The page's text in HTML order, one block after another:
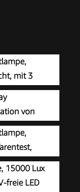
mit 3
10.000 Lux,
mit
von
für
den
14.000 Lux
bei
15000 Lux
freie LED